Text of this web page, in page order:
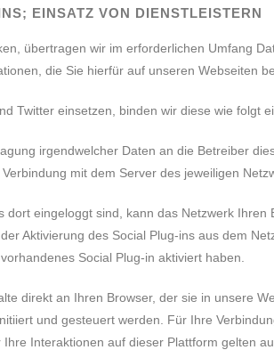
EINSATZ VON DIENSTLEISTERN
übertragen wir im erforderlichen Umfang
die Sie hierfür auf unseren Webseiten
Twitter einsetzen, binden wir diese wie folgt
irgendwelcher Daten an die Betreiber
mit dem Server des jeweiligen
eingeloggt sind, kann das Netzwerk Ihren
Aktivierung des Social Plug-ins aus dem
Social Plug-in aktiviert haben.
direkt an Ihren Browser, der sie in unsere
und gesteuert werden. Für Ihre
Interaktionen auf dieser Plattform gelten